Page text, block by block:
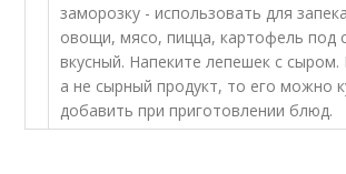
заморозку - использовать для
овощи, мясо, пицца, картофель под
вкусный. Напеките лепешек с
а не сырный продукт, то его можно
добавить при приготовлении блюд.